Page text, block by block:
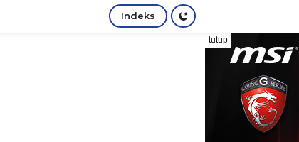
Indeks
tutup